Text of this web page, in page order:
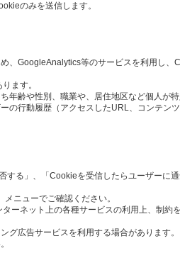
のみを送信します。
、GoogleAnalytics等のサービスを利用し、
ます。
年齢や性別、職業や、居住地区など個人が
の行動履歴（アクセスしたURL、コンテン
る」、「Cookieを受信したらユーザーに
ニューでご確認ください。
ーネット上の各種サービスの利用上、制約
グ広告サービスを利用する場合があります。